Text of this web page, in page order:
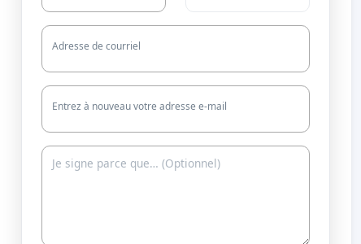
Adresse de courriel
Entrez à nouveau votre adresse e-mail